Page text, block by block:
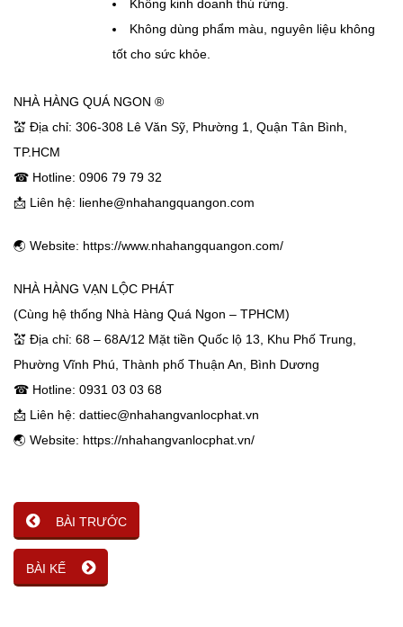
Không kinh doanh thú rừng.
Không dùng phẩm màu, nguyên liệu không
tốt cho sức khỏe.
NHÀ HÀNG QUÁ NGON ®
💒 Địa chỉ: 306-308 Lê Văn Sỹ, Phường 1, Quận Tân Bình,
TP.HCM
☎ Hotline: 0906 79 79 32
📩 Liên hệ: lienhe@nhahangquangon.com
🌏 Website: https://www.nhahangquangon.com/
NHÀ HÀNG VẠN LỘC PHÁT
(Cùng hệ thống Nhà Hàng Quá Ngon – TPHCM)
💒 Địa chỉ: 68 – 68A/12 Mặt tiền Quốc lộ 13, Khu Phố Trung,
Phường Vĩnh Phú, Thành phố Thuận An, Bình Dương
☎ Hotline: 0931 03 03 68
📩 Liên hệ: dattiec@nhahangvanlocphat.vn
🌏 Website: https://nhahangvanlocphat.vn/
BÀI TRƯỚC
BÀI KẾ